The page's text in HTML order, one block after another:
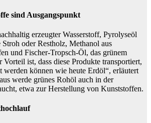
sind Ausgangspunkt
erzeugter Wasserstoff, Pyrolyseöl
oder Restholz, Methanol aus
und Fischer-Tropsch-Öl, das grünem
ist, dass diese Produkte transportiert,
werden können wie heute Erdöl“, erläutert
werde grünes Rohöl auch in der
etwa zur Herstellung von Kunststoffen.